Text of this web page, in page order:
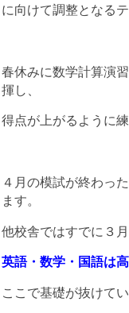
に向けて調整となるテ
春休みに数学計算演
揮し、
得点が上がるように
４月の模試が終わっ
ます。
他校舎ではすでに３
英語・数学・国語は
ここで基礎が抜けて